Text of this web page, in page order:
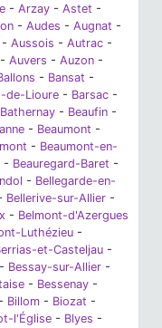
- Arzay - Astet -
- Audes - Augnat -
- Aussois - Autrac -
- Auvers - Auzon -
- Bansat -
de-Lioure - Barsac -
Bathernay - Beaufin -
- Beaumont -
- Beaumont-en-
- Beauregard-Baret -
- Bellegarde-en-
Bellerive-sur-Allier -
- Belmont-d'Azergues
Luthézieu -
et-Casteljau -
- Bessay-sur-Allier -
- Bessenay -
- Billom - Biozat -
l'Église - Blyes -